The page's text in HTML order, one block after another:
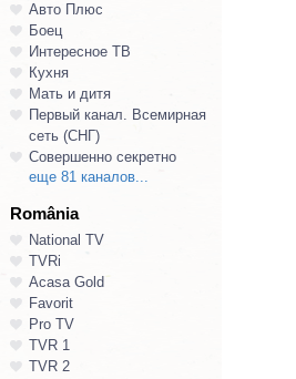
Авто Плюс
Боец
Интересное ТВ
Кухня
Мать и дитя
Первый канал. Всемирная
сеть (СНГ)
Совершенно секретно
еще 81 каналов...
România
National TV
TVRi
Acasa Gold
Favorit
Pro TV
TVR 1
TVR 2